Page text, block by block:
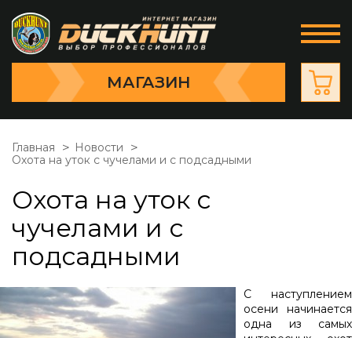
МАГАЗИН
Главная
Новости
Охота на уток с чучелами и с подсадными
Охота на уток с
чучелами и с
подсадными
С наступлением
осени начинается
одна из самых